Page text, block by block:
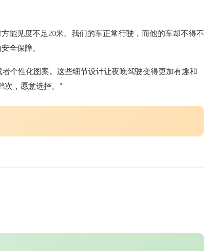
能见度不足20米。我们的车正常行驶，而他的车却不得不
全保障。
个性化图案。这些细节设计让夜晚驾驶变得更加有趣和
次，愿意选择。"